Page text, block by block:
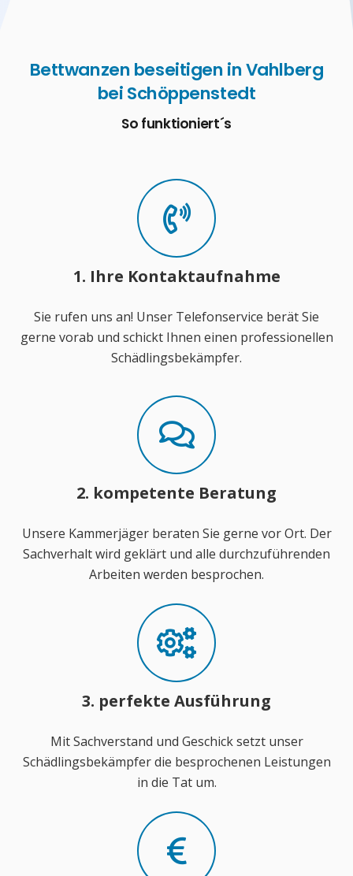
Bettwanzen beseitigen in Vahlberg
bei Schöppenstedt
So funktioniert´s
1. Ihre Kontaktaufnahme
Sie rufen uns an! Unser Telefonservice berät Sie
gerne vorab und schickt Ihnen einen professionellen
Schädlingsbekämpfer.
2. kompetente Beratung
Unsere Kammerjäger beraten Sie gerne vor Ort. Der
Sachverhalt wird geklärt und alle durchzuführenden
Arbeiten werden besprochen.
3. perfekte Ausführung
Mit Sachverstand und Geschick setzt unser
Schädlingsbekämpfer die besprochenen Leistungen
in die Tat um.